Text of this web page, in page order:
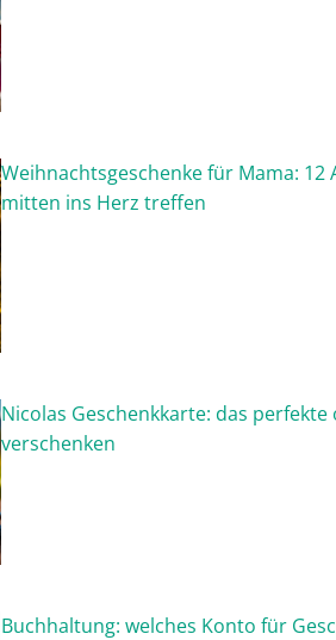
Weihnachtsgeschenke für Mama:
mitten ins Herz treffen
Nicolas Geschenkkarte: das
verschenken
Buchhaltung: welches Konto für